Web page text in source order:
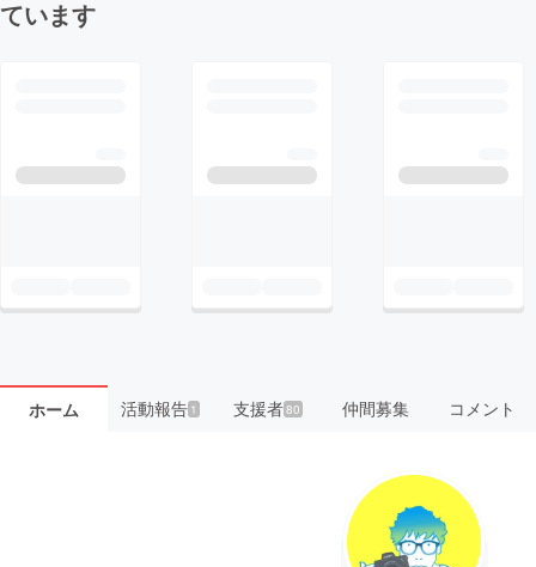
ています
ホーム 活動報告1 支援者80 仲間募集 コメント